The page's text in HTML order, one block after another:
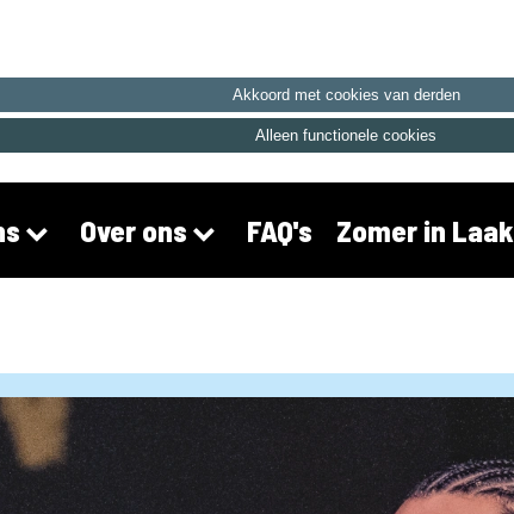
Akkoord met cookies van derden
Alleen functionele cookies
Over ons FAQ's Zomer in Laak